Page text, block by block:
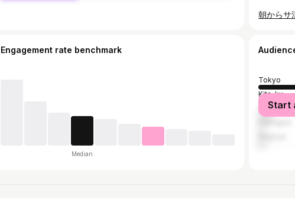
Engagement rate benchmark
Median
Tokyo
Kita-ku
Urayasu
Start